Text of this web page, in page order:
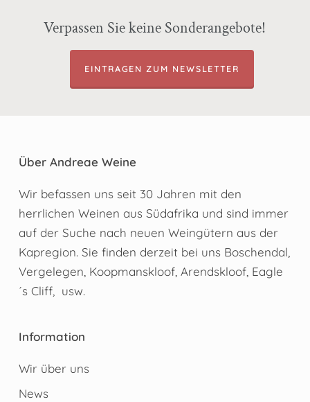
Verpassen Sie keine Sonderangebote!
EINTRAGEN ZUM NEWSLETTER
Über Andreae Weine
Wir befassen uns seit 30 Jahren mit den
herrlichen Weinen aus Südafrika und sind immer
auf der Suche nach neuen Weingütern aus der
Kapregion. Sie finden derzeit bei uns Boschendal,
Vergelegen, Koopmanskloof, Arendskloof, Eagle
´s Cliff, usw.
Information
Wir über uns
News